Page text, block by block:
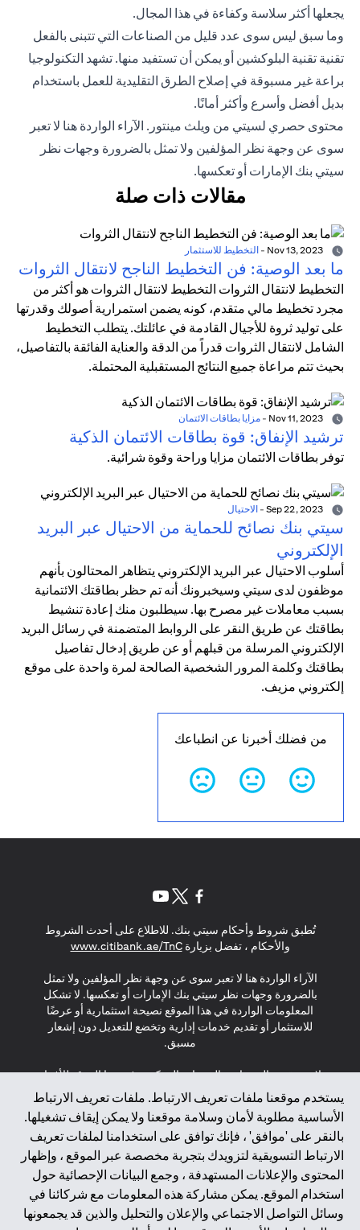
يجعلها أكثر سلاسة وكفاءة في هذا المجال.
وما سبق ليس سوى عدد قليل من الصناعات التي تتبنى بالفعل
تقنية تقنية البلوكشين أو يمكن أن تستفيد منها. تشهد التكنولوجيا
براعة غير مسبوقة في إصلاح الطرق التقليدية للعمل باستخدام
بديل أفضل وأسرع وأكثر أمانًا.
محتوى حصري لسيتي من ويلث مينتور. الآراء الواردة هنا لا تعبر
سوى عن وجهة نظر المؤلفين ولا تمثل بالضرورة وجهات نظر
سيتي بنك الإمارات أو تعكسها.
مقالات ذات صلة
- التخطيط للاستثمار
ما بعد الوصية: فن التخطيط الناجح لانتقال الثروات
التخطيط لانتقال الثروات التخطيط لانتقال الثروات هو أكثر من
مجرد تخطيط مالي متقدم، كونه يضمن استمرارية أصولك وقدرتها
على توليد ثروة للأجيال القادمة في عائلتك. يتطلب التخطيط
الشامل لانتقال الثروات قدراً من الدقة والعناية الفائقة بالتفاصيل،
بحيث تتم مراعاة جميع النتائج المستقبلية المحتملة.
- مزايا بطاقات الائتمان
ترشيد الإنفاق: قوة بطاقات الائتمان الذكية
توفر بطاقات الائتمان مزايا وراحة وقوة شرائية.
- الاحتيال
سيتي بنك نصائح للحماية من الاحتيال عبر البريد
الإلكتروني
أسلوب الاحتيال عبر البريد الإلكتروني يتظاهر المحتالون بأنهم
موظفون لدى سيتي وسيخبرونك أنه تم حظر بطاقتك الائتمانية
بسبب معاملات غير مصرح بها. سيطلبون منك إعادة تنشيط
بطاقتك عن طريق النقر على الروابط المتضمنة في رسائل البريد
الإلكتروني المرسلة من قبلهم أو عن طريق إدخال تفاصيل
بطاقتك وكلمة المرور الشخصية الصالحة لمرة واحدة على موقع
إلكتروني مزيف.
من فضلك أخبرنا عن انطباعك
يستخدم موقعنا ملفات تعريف الارتباط. ملفات تعريف الارتباط
الأساسية مطلوبة لأمان وسلامة موقعنا ولا يمكن إيقاف تشغيلها.
بالنقر على 'موافق' ، فإنك توافق على استخدامنا لملفات تعريف
الارتباط التسويقية لتزويدك بتجربة مخصصة عبر الموقع ، وإظهار
المحتوى والإعلانات المستهدفة ، وجمع البيانات الإحصائية حول
استخدام الموقع. يمكن مشاركة هذه المعلومات مع شركائنا في
وسائل التواصل الاجتماعي والإعلان والتحليل والذين قد يجمعونها
تُطبق شروط وأحكام سيتي بنك. للاطلاع على أحدث الشروط
والأحكام ، تفضل بزيارةwww.citibank.ae/TnC
in a new tab
الآراء الواردة هنا لا تعبر سوى عن وجهة نظر المؤلفين ولا تمثل
بالضرورة وجهات نظر سيتي بنك الإمارات أو تعكسها. لا تشكل
المعلومات الواردة في هذا الموقع نصيحة استثمارية أو عرضًا
للاستثمار أو تقديم خدمات إدارية وتخضع للتعديل دون إشعار
مسبق.
لا يتم تقديم المنتجات والخدمات المذكورة في هذا الموقع للأفراد
المقيمين في الاتحاد الأوروبي أو المنطقة الاقتصادية الأوروبية أو
سويسرا أو غيرنسي أو جيرسي أو موناكو أو سان مارينو أو
الفاتيكان أو جزيرة مان أو المملكة المتحدة أو خصوصية البيانات
(لائحة حماية البيانات العامة \ قانون حماية البيانات الشخصية
العامة \ قانون خصوصية نيوزيلندا). المحتوى الموجود في هذه
الصفحة ليس ولا ينبغي تفسيره على أنه عرض أو دعوة أو دعوة
لشراء أو بيع أي من المنتجات والخدمات المذكورة هنا لمثل هؤلاء
الأفراد.